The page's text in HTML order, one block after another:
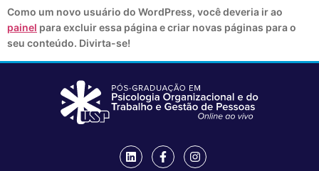
Como um novo usuário do WordPress, você deveria ir ao
painel para excluir essa página e criar novas páginas para o
seu conteúdo. Divirta-se!